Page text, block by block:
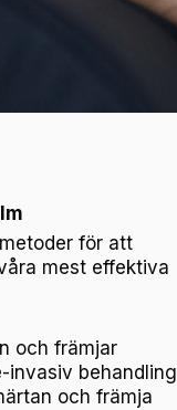
för att
mest effektiva
och främjar
invasiv behandling
och främja